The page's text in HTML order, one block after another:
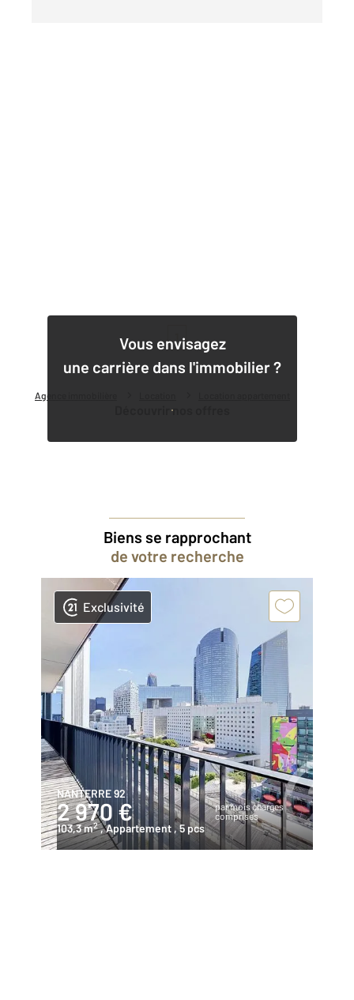
Agence immobilière
Vous envisagez
une carrière dans l'immobilier ?
Découvrir nos offres
Biens se rapprochant
de votre recherche
Exclusivité
NANTERRE 92
2 970 €
par mois charges
comprises
103,3 m2 , Appartement , 5 pcs